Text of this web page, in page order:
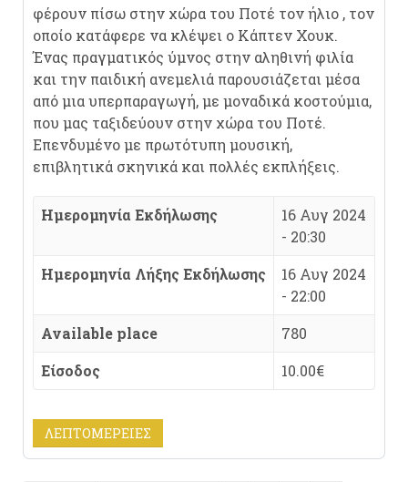
φέρουν πίσω στην χώρα του Ποτέ τον ήλιο , τον
οποίο κατάφερε να κλέψει ο Κάπτεν Χουκ.
Ένας πραγματικός ύμνος στην αληθινή φιλία
και την παιδική ανεμελιά παρουσιάζεται μέσα
από μια υπερπαραγωγή, με μοναδικά κοστούμια,
που μας ταξιδεύουν στην χώρα του Ποτέ.
Επενδυμένο με πρωτότυπη μουσική,
επιβλητικά σκηνικά και πολλές εκπλήξεις.
Ημερομηνία Εκδήλωσης
16 Αυγ 2024
- 20:30
Ημερομηνία Λήξης Εκδήλωσης
16 Αυγ 2024
- 22:00
Available place
780
Είσοδος
10.00€
ΛΕΠΤΟΜΈΡΕΙΕΣ